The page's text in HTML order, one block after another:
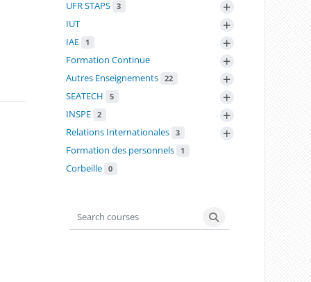
UFR STAPS 3 +
IUT +
IAE 1 +
Formation Continue +
Autres Enseignements 22 +
SEATECH 5 +
INSPE 2 +
Relations Internationales 3 +
Formation des personnels 1
Corbeille 0
Search courses
Search courses